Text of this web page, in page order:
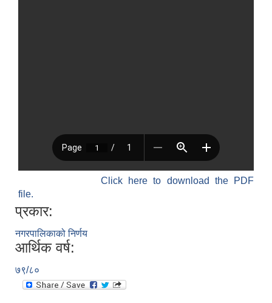
Click here to download the PDF
file.
प्रकार:
नगरपालिकाको निर्णय
आर्थिक वर्ष:
७९/८०